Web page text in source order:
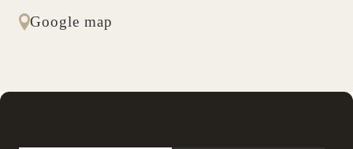
Google map